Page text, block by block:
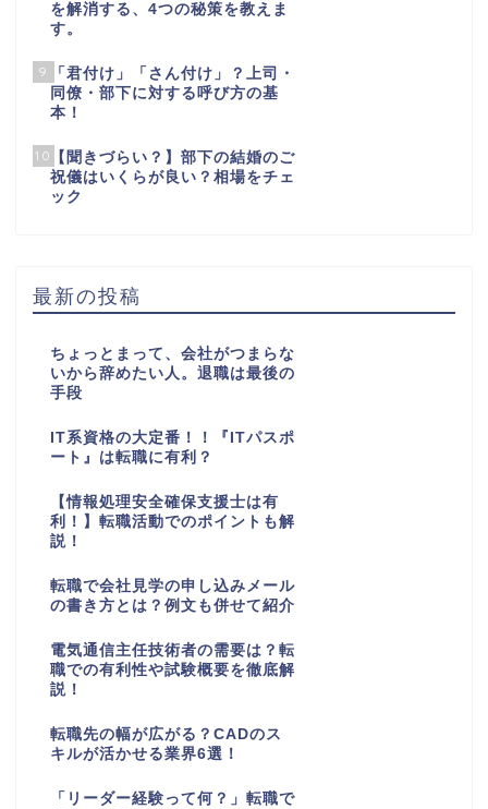
を解消する、4つの秘策を教えま
す。
9
「君付け」「さん付け」？上司・
同僚・部下に対する呼び方の基
本！
10 【聞きづらい？】部下の結婚のご
祝儀はいくらが良い？相場をチェ
ック
最新の投稿
ちょっとまって、会社がつまらな
いから辞めたい人。退職は最後の
手段
IT系資格の大定番！！『ITパスポ
ート』は転職に有利？
【情報処理安全確保支援士は有
利！】転職活動でのポイントも解
説！
転職で会社見学の申し込みメール
の書き方とは？例文も併せて紹介
電気通信主任技術者の需要は？転
職での有利性や試験概要を徹底解
説！
転職先の幅が広がる？CADのス
キルが活かせる業界6選！
「リーダー経験って何？」転職で